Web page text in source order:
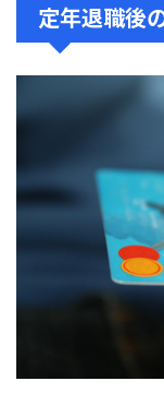
定年退職後